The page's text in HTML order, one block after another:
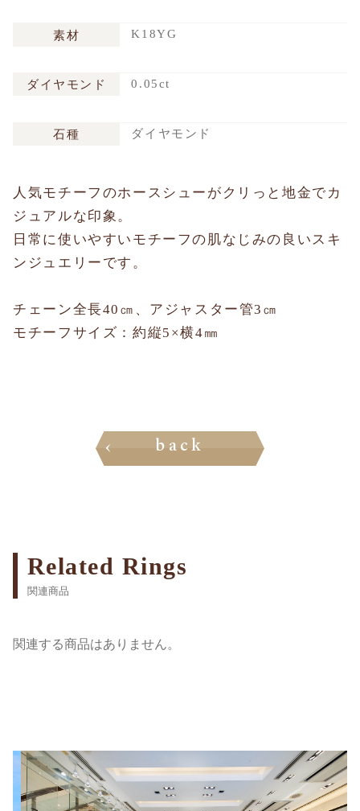
素材 K18YG
ダイヤモンド 0.05ct
石種 ダイヤモンド
人気モチーフのホースシューがクリっと地金でカ
ジュアルな印象。
日常に使いやすいモチーフの肌なじみの良いスキ
ンジュエリーです。
チェーン全長40㎝、アジャスター管3㎝
モチーフサイズ：約縦5×横4㎜
back
Related Rings
関連商品
関連する商品はありません。